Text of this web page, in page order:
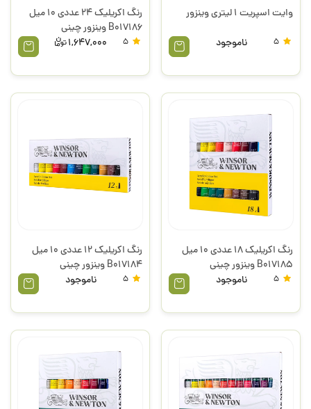
وایت اسپریت 1 لیتری وینزور
ناموجود
رنگ اکریلیک 24 عددی 10 میل
B017186 وینزور چینی
1,647,000
رنگ اکریلیک 18 عددی 10 میل
B017185 وینزور چینی
ناموجود
رنگ اکریلیک 12 عددی 10 میل
B017184 وینزور چینی
ناموجود